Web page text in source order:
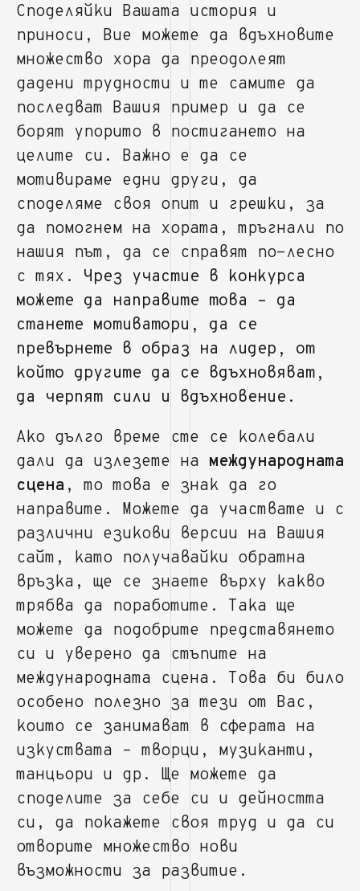
Споделяйки Вашата история и
приноси, Вие можете да вдъхновите
множество хора да преодолеят
дадени трудности и те самите да
последват Вашия пример и да се
борят упорито в постигането на
целите си. Важно е да се
мотивираме едни други, да
споделяме своя опит и грешки, за
да помогнем на хората, тръгнали по
нашия път, да се справят по-лесно
с тях. Чрез участие в конкурса
можете да направите това – да
станете мотиватори, да се
превърнете в образ на лидер, от
който другите да се вдъхновяват,
да черпят сили и вдъхновение.
Ако дълго време сте се колебали
дали да излезете на международната
сцена , то това е знак да го
направите. Можете да участвате и с
различни езикови версии на Вашия
сайт, като получавайки обратна
връзка, ще се знаете върху какво
трябва да поработите. Така ще
можете да подобрите представянето
си и уверено да стъпите на
международната сцена. Това би било
особено полезно за тези от Вас,
които се занимават в сферата на
изкуствата – творци, музиканти,
танцьори и др. Ще можете да
споделите за себе си и дейността
си, да покажете своя труд и да си
отворите множество нови
възможности за развитие.